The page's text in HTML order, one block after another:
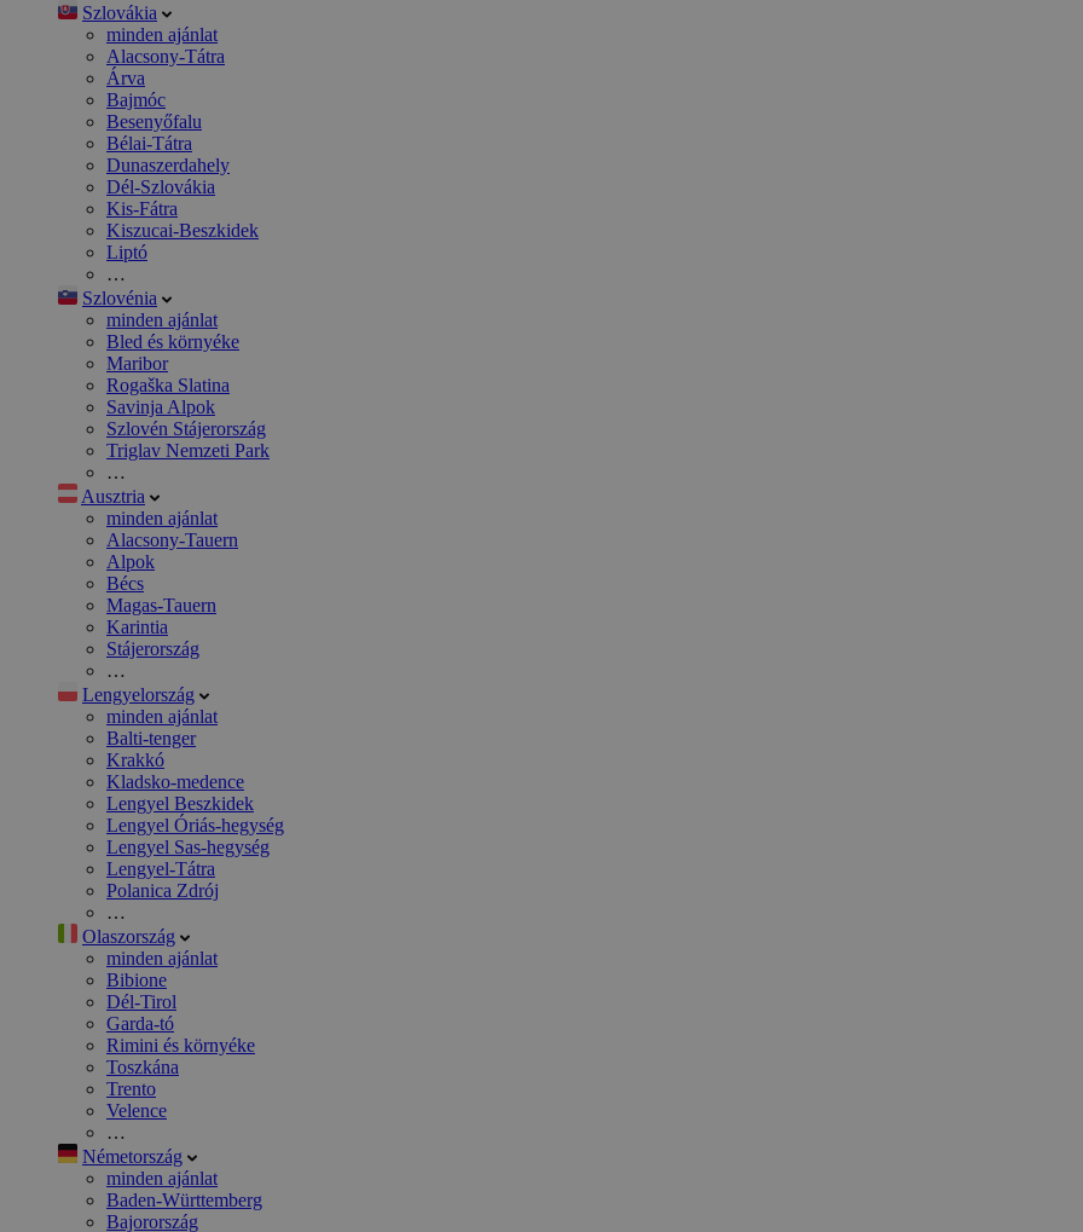
Szlovákia
minden ajánlat
Alacsony-Tátra
Árva
Bajmóc
Besenyőfalu
Bélai-Tátra
Dunaszerdahely
Dél-Szlovákia
Kis-Fátra
Kiszucai-Beszkidek
Liptó
…
Szlovénia
minden ajánlat
Bled és környéke
Maribor
Rogaška Slatina
Savinja Alpok
Szlovén Stájerország
Triglav Nemzeti Park
…
Ausztria
minden ajánlat
Alacsony-Tauern
Alpok
Bécs
Magas-Tauern
Karintia
Stájerország
…
Lengyelország
minden ajánlat
Balti-tenger
Krakkó
Kladsko-medence
Lengyel Beszkidek
Lengyel Óriás-hegység
Lengyel Sas-hegység
Lengyel-Tátra
Polanica Zdrój
…
Olaszország
minden ajánlat
Bibione
Dél-Tirol
Garda-tó
Rimini és környéke
Toszkána
Trento
Velence
…
Németország
minden ajánlat
Baden-Württemberg
Bajorország